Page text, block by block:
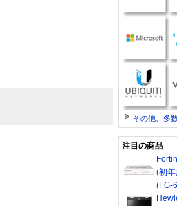
その他、多
注目の商品
(初
(FG-